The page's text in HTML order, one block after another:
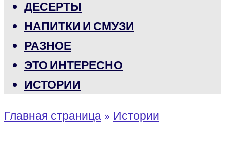
ДЕСЕРТЫ
НАПИТКИ И СМУЗИ
РАЗНОЕ
ЭТО ИНТЕРЕСНО
ИСТОРИИ
Главная страница » Истории